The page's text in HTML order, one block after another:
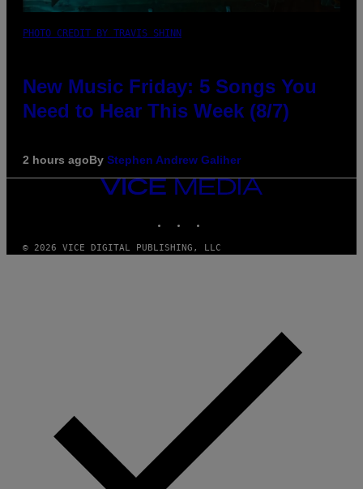
PHOTO CREDIT BY TRAVIS SHINN
New Music Friday: 5 Songs You
Need to Hear This Week (8/7)
2 hours agoBy Stephen Andrew Galiher
VICE
© 2026 VICE DIGITAL PUBLISHING, LLC